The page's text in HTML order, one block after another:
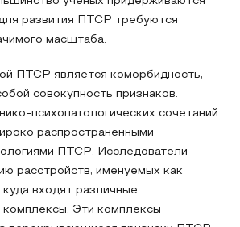
развития ПТСР требуются
масштаба.
ПТСР является коморбидность,
совокупность признаков.
психопатологических сочетаний
распространенными
ПТСР. Исследователи
расстройств, именуемых как
входят различные
комплексы. Эти комплексы